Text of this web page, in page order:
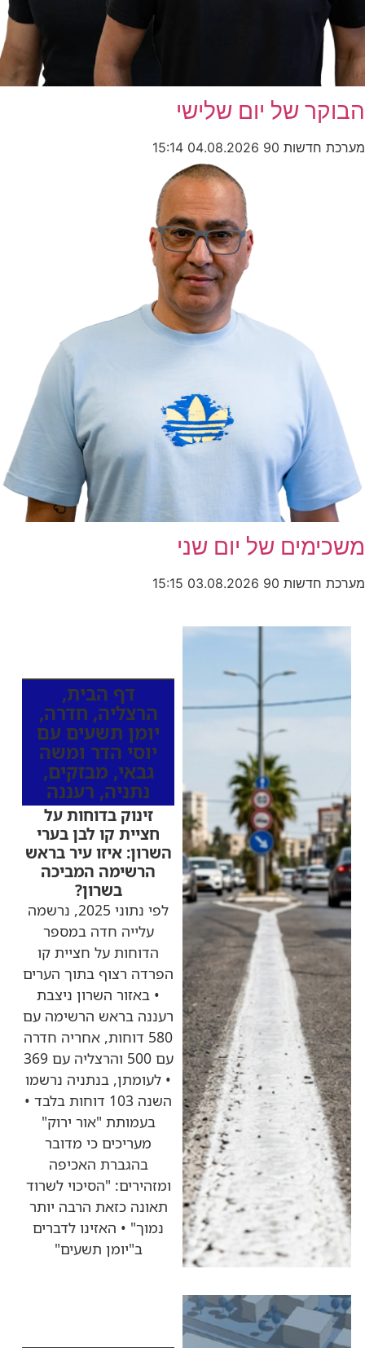
הבוקר של יום שלישי
מערכת חדשות 90 04.08.2026
15:14
משכימים של יום שני
מערכת חדשות 90 03.08.2026
15:15
דף הבית,
הרצליה, חדרה,
יומן תשעים עם
יוסי הדר ומשה
גבאי, מבזקים,
נתניה, רעננה
זינוק בדוחות על
חציית קו לבן בערי
השרון: איזו עיר בראש
הרשימה המביכה
בשרון?
לפי נתוני 2025, נרשמה
עלייה חדה במספר
הדוחות על חציית קו
הפרדה רצוף בתוך הערים
• באזור השרון ניצבת
רעננה בראש הרשימה עם
580 דוחות, אחריה חדרה
עם 500 והרצליה עם 369
• לעומתן, בנתניה נרשמו
השנה 103 דוחות בלבד •
בעמותת "אור ירוק"
מעריכים כי מדובר
בהגברת האכיפה
ומזהירים: "הסיכוי לשרוד
תאונה כזאת הרבה יותר
נמוך" • האזינו לדברים
ב"יומן תשעים"